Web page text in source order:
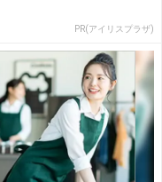
PR(アイリスプラザ)